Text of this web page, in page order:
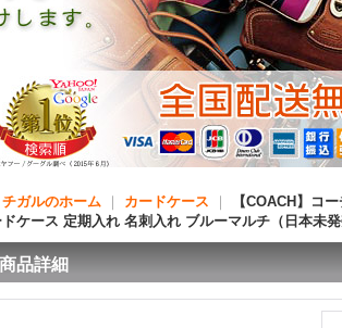
ガルのホーム カードケース
【COACH】コ
ケース 定期入れ 名刺入れ ブルーマルチ（日本未発
商品詳細